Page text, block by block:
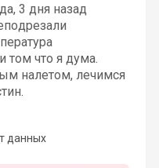
3 дня назад
том что я дума.
налетом, лечимся
данных